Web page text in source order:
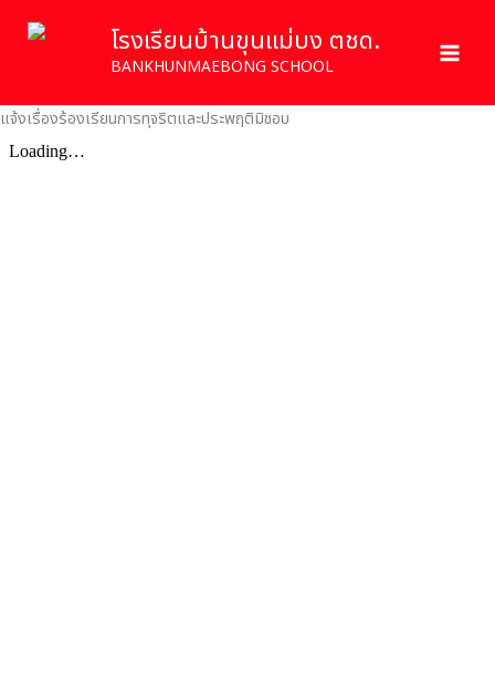
โรงเรียนบ้านขุนแม่บง ตชด.
BANKHUNMAEBONG SCHOOL
แจ้งเรื่องร้องเรียนการทุจริตและประพฤติมิชอบ